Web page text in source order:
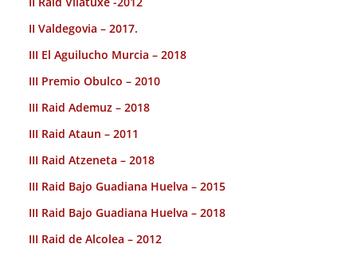
II Valdegovia – 2017.
III El Aguilucho Murcia – 2018
III Premio Obulco – 2010
III Raid Ademuz – 2018
III Raid Ataun – 2011
III Raid Atzeneta – 2018
III Raid Bajo Guadiana Huelva – 2015
III Raid Bajo Guadiana Huelva – 2018
III Raid de Alcolea – 2012